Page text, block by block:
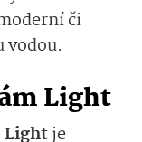
či
vodou.
Light
Lightje